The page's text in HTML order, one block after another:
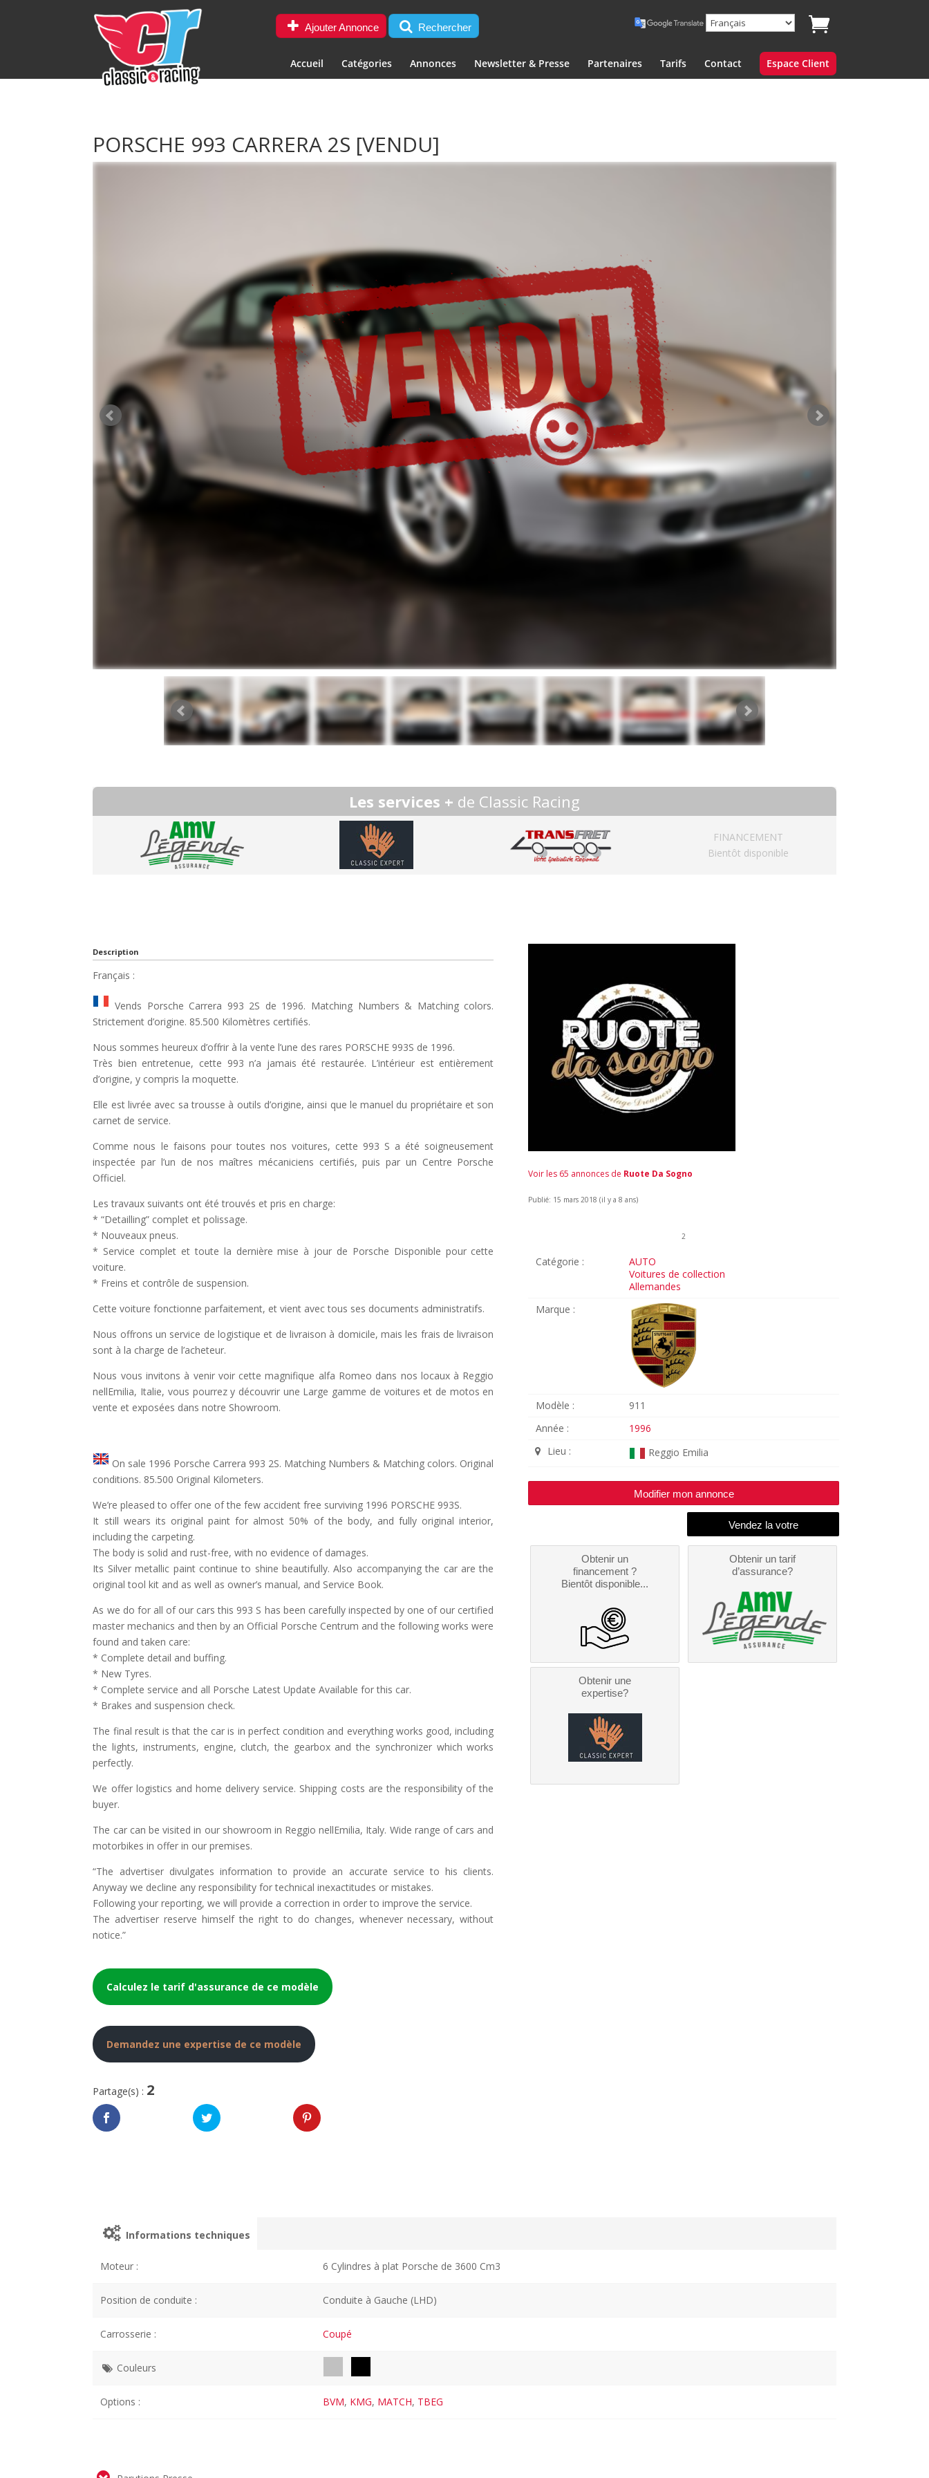
Ajouter Annonce Rechercher
Accueil Catégories Annonces Newsletter & Presse Partenaires Tarifs Contact Espace Client
PORSCHE 993 CARRERA 2S [VENDU]
Les services + de Classic Racing
FINANCEMENT
Bientôt disponible
Description
Français :
Vends Porsche Carrera 993 2S de 1996. Matching Numbers & Matching colors.
Strictement d’origine. 85.500 Kilomètres certifiés.
Nous sommes heureux d’offrir à la vente l’une des rares PORSCHE 993S de 1996.
Très bien entretenue, cette 993 n’a jamais été restaurée. L’intérieur est entièrement
d’origine, y compris la moquette.
Elle est livrée avec sa trousse à outils d’origine, ainsi que le manuel du propriétaire et son
carnet de service.
Comme nous le faisons pour toutes nos voitures, cette 993 S a été soigneusement
inspectée par l’un de nos maîtres mécaniciens certifiés, puis par un Centre Porsche
Officiel.
Les travaux suivants ont été trouvés et pris en charge:
* “Detailling” complet et polissage.
* Nouveaux pneus.
* Service complet et toute la dernière mise à jour de Porsche Disponible pour cette
voiture.
* Freins et contrôle de suspension.
Cette voiture fonctionne parfaitement, et vient avec tous ses documents administratifs.
Nous offrons un service de logistique et de livraison à domicile, mais les frais de livraison
sont à la charge de l’acheteur.
Nous vous invitons à venir voir cette magnifique alfa Romeo dans nos locaux à Reggio
nellEmilia, Italie, vous pourrez y découvrir une Large gamme de voitures et de motos en
vente et exposées dans notre Showroom.
On sale 1996 Porsche Carrera 993 2S. Matching Numbers & Matching colors. Original
conditions. 85.500 Original Kilometers.
We’re pleased to offer one of the few accident free surviving 1996 PORSCHE 993S.
It still wears its original paint for almost 50% of the body, and fully original interior,
including the carpeting.
The body is solid and rust-free, with no evidence of damages.
Its Silver metallic paint continue to shine beautifully. Also accompanying the car are the
original tool kit and as well as owner’s manual, and Service Book.
As we do for all of our cars this 993 S has been carefully inspected by one of our certified
master mechanics and then by an Official Porsche Centrum and the following works were
found and taken care:
* Complete detail and buffing.
* New Tyres.
* Complete service and all Porsche Latest Update Available for this car.
* Brakes and suspension check.
The final result is that the car is in perfect condition and everything works good, including
the lights, instruments, engine, clutch, the gearbox and the synchronizer which works
perfectly.
We offer logistics and home delivery service. Shipping costs are the responsibility of the
buyer.
The car can be visited in our showroom in Reggio nellEmilia, Italy. Wide range of cars and
motorbikes in offer in our premises.
“The advertiser divulgates information to provide an accurate service to his clients.
Anyway we decline any responsibility for technical inexactitudes or mistakes.
Following your reporting, we will provide a correction in order to improve the service.
The advertiser reserve himself the right to do changes, whenever necessary, without
notice.”
Calculez le tarif d'assurance de ce modèle
Demandez une expertise de ce modèle
Partage(s) : 2
Voir les 65 annonces de Ruote Da Sogno
Publié: 15 mars 2018 (il y a 8 ans)
2
Catégorie :
AUTO
Voitures de collection
Allemandes
Marque :
Modèle :
911
Année :
1996
Lieu :
Reggio Emilia
Modifier mon annonce
Obtenir un
financement ?
Bientôt disponible...
Obtenir un tarif
d’assurance?
Obtenir une
expertise?
Informations techniques
Moteur : 6 Cylindres à plat Porsche de 3600 Cm3
Position de conduite : Conduite à Gauche (LHD)
Carrosserie : Coupé
Couleurs
Options : BVM, KMG, MATCH, TBEG